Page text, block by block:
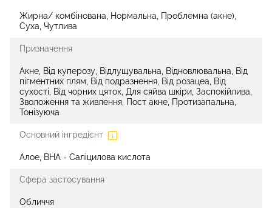
Жирна/ комбінована, Нормальна, Проблемна (акне),
Суха, Чутлива
Призначення
Акне, Від куперозу, Відлущувальна, Відновлювальна, Від
пігментних плям, Від подразнення, Від розацеа, Від
сухості, Від чорних цяток, Для сяйва шкіри, Заспокійлива,
Зволоження та живлення, Пост акне, Протизапальна,
Тонізуюча
Основний інгредієнт
Алое, BHA - Саліцилова кислота
Сфера застосування
Обличчя